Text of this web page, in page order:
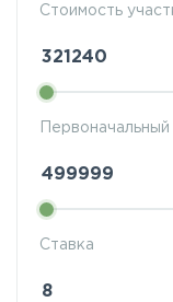
Стоимость
Ставка
Первоначальный